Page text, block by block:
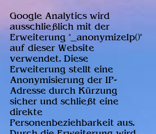
Google Analytics wird
ausschließlich mit der
Erweiterung "_anonymizeIp()"
auf dieser Website
verwendet. Diese
Erweiterung stellt eine
Anonymisierung der IP-
Adresse durch Kürzung
sicher und schließt eine
direkte
Personenbeziehbarkeit aus.